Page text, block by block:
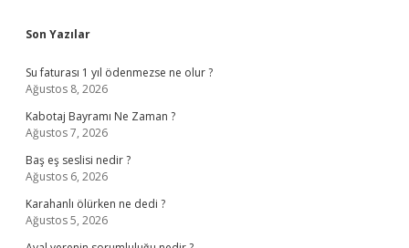
Sidebar
Son Yazılar
Su faturası 1 yıl ödenmezse ne olur ?
Ağustos 8, 2026
Kabotaj Bayramı Ne Zaman ?
Ağustos 7, 2026
Baş eş seslisi nedir ?
Ağustos 6, 2026
Karahanlı ölürken ne dedi ?
Ağustos 5, 2026